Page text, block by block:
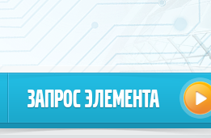
Запрос элемента